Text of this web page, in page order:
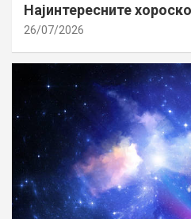
Најинтересните
26/07/2026